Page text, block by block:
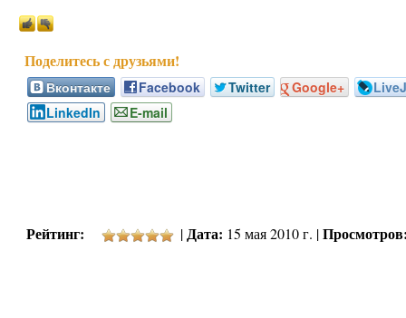
Вконтакте Facebook Twitter Google+
LinkedIn
E-mail
Рейтинг: |Дата: 15 мая 2010 г. |